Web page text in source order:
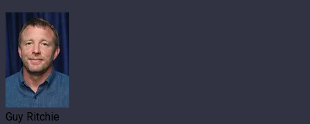
Guy Ritchie